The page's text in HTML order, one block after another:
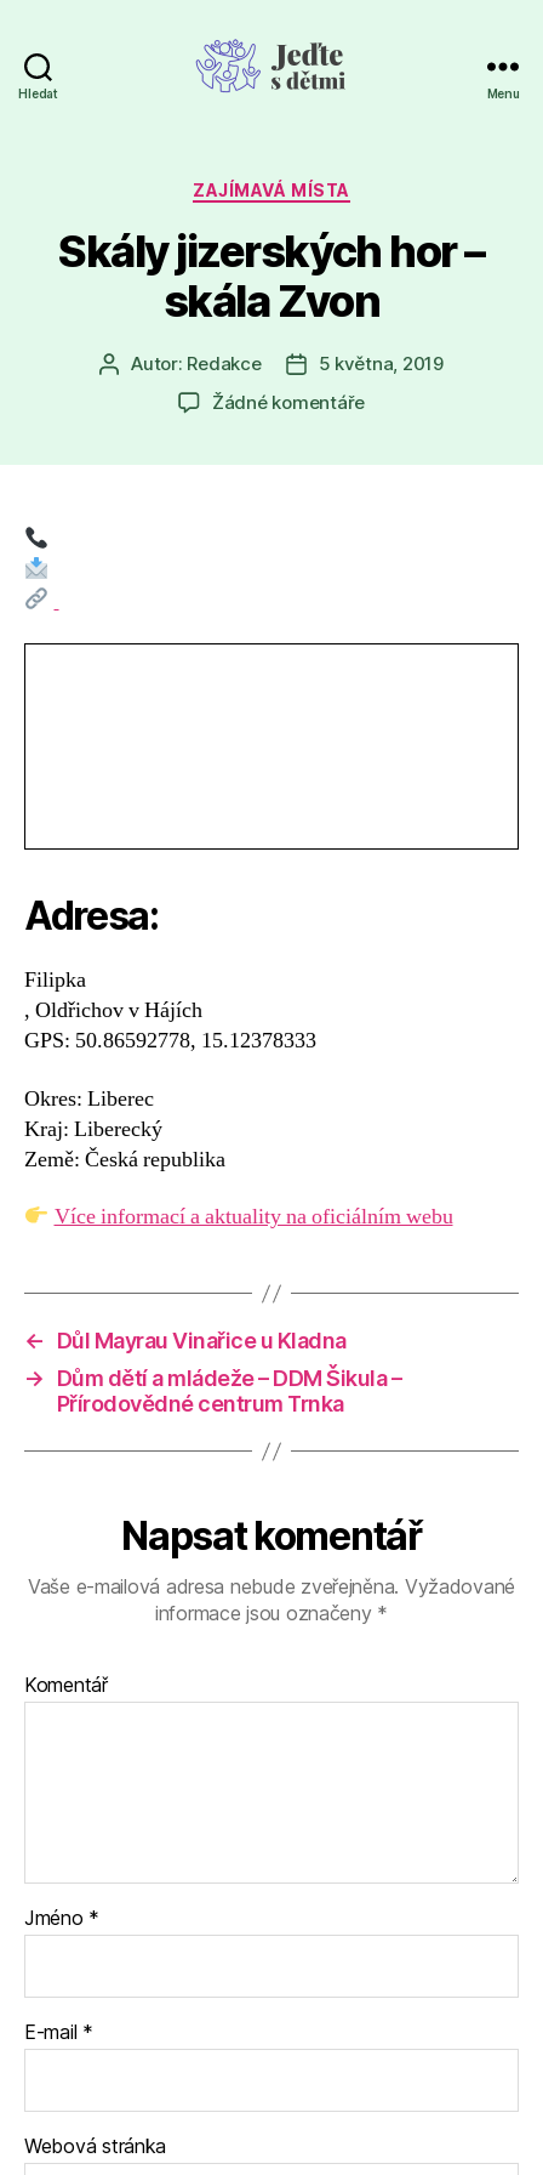
Hledat Menu
Rubriky
ZAJÍMAVÁ MÍSTA
Skály jizerských hor –
skála Zvon
Autor
příspěvku
Autor: Redakce
Datum
příspěvku
5 května, 2019
Žádné komentářeu
Zvon
Adresa:
Filipka
, Oldřichov v Hájích
GPS: 50.86592778, 15.12378333
Okres: Liberec
Kraj: Liberecký
Země: Česká republika
Více informací a aktuality na oficiálním webu
←
Důl Mayrau Vinařice u Kladna
→
Dům dětí a mládeže – DDM Šikula –
Přírodovědné centrum Trnka
Napsat komentář
Vaše e-mailová adresa nebude zveřejněna. Vyžadované
informace jsou označeny *
Komentář
Jméno *
E-mail *
Webová stránka